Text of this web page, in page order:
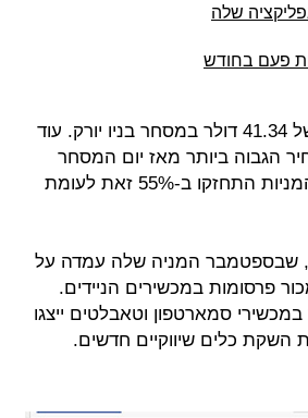
שלה
פעם בחודש
מניית החברה התחזקה אתמול ב-1.9% לרמה של 41.34 דולר במסחר בניו יורק. עוד
לרמה של 41.94 דולר, המחיר הגבוה ביותר מאז יום המסחר
הראשון של פייסבוק ב-18 במאי, 2012. השנה, המניות התחזקו ב-55% זאת לעומת
שבספטמבר המניה שלה עמדה על
למכור פרסומות במכשירים הניידים.
סמארטפון וטאבלטים ייצגו